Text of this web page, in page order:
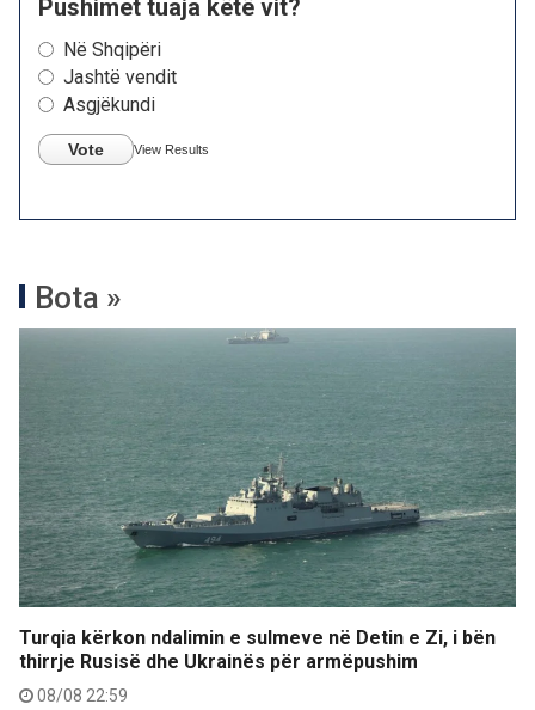
Pushimet tuaja këtë vit?
Në Shqipëri
Jashtë vendit
Asgjëkundi
Vote View Results
Bota »
Turqia kërkon ndalimin e sulmeve në Detin e Zi, i bën
thirrje Rusisë dhe Ukrainës për armëpushim
08/08 22:59